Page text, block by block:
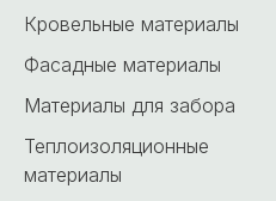
Кровельные материалы
Фасадные материалы
Материалы для забора
Теплоизоляционные
материалы